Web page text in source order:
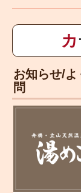
お知らせ/よ
問